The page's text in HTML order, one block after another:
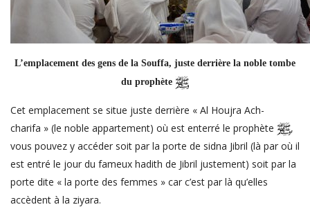
L’emplacement des gens de la Souffa, juste derrière la noble tombe
du prophète
Cet emplacement se situe juste derrière « Al Houjra Ach-
charifa » (le noble appartement) où est enterré le prophète
,
vous pouvez y accéder soit par la porte de sidna Jibril (là par où il
est entré le jour du fameux hadith de Jibril justement) soit par la
porte dite « la porte des femmes » car c’est par là qu’elles
accèdent à la ziyara.